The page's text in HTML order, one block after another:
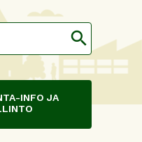
search
INFO JA